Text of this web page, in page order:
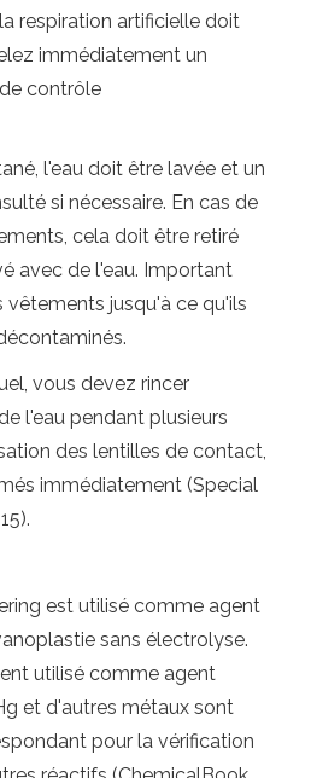
respiration artificielle doit
immédiatement un
contrôle
l'eau doit être lavée et un
si nécessaire. En cas de
cela doit être retiré
avec de l'eau. Important
vêtements jusqu'à ce qu'ils
vous devez rincer
l'eau pendant plusieurs
des lentilles de contact,
immédiatement (Special
est utilisé comme agent
sans électrolyse.
utilisé comme agent
et d'autres métaux sont
pour la vérification